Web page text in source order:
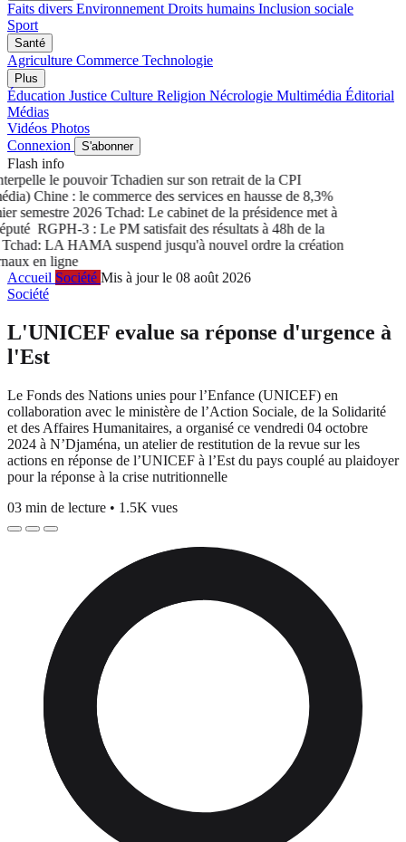
Faits divers Environnement Droits humains Inclusion sociale
Sport
Santé
Agriculture Commerce Technologie
Plus
Éducation Justice Culture Religion Nécrologie Multimédia Éditorial
Médias
Vidéos Photos
Connexion
S'abonner
Flash info
le pouvoir Tchadien sur son retrait de la CPI
Chine : le commerce des services en hausse de 8,3%
semestre 2026Tchad: Le cabinet de la présidence met à
RGPH-3 : Le PM satisfait des résultats à 48h de la
LA HAMA suspend jusqu'à nouvel ordre la création
en ligne
Accueil Société Mis à jour le 08 août 2026
Société
L'UNICEF evalue sa réponse d'urgence à
l'Est
Le Fonds des Nations unies pour l’Enfance (UNICEF) en
collaboration avec le ministère de l’Action Sociale, de la Solidarité
et des Affaires Humanitaires, a organisé ce vendredi 04 octobre
2024 à N’Djaména, un atelier de restitution de la revue sur les
actions en réponse de l’UNICEF à l’Est du pays couplé au plaidoyer
pour la réponse à la crise nutritionnelle
03 min de lecture • 1.5K vues